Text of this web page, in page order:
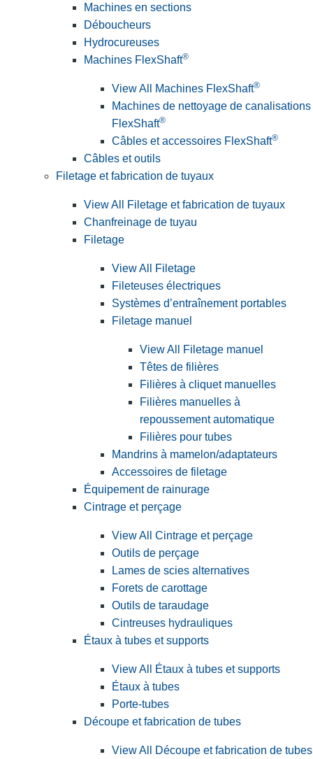
Machines en sections
Déboucheurs
Hydrocureuses
Machines FlexShaft®
View All Machines FlexShaft®
Machines de nettoyage de canalisations
FlexShaft®
Câbles et accessoires FlexShaft®
Câbles et outils
Filetage et fabrication de tuyaux
View All Filetage et fabrication de tuyaux
Chanfreinage de tuyau
Filetage
View All Filetage
Fileteuses électriques
Systèmes d’entraînement portables
Filetage manuel
View All Filetage manuel
Têtes de filières
Filières à cliquet manuelles
Filières manuelles à
repoussement automatique
Filières pour tubes
Mandrins à mamelon/adaptateurs
Accessoires de filetage
Équipement de rainurage
Cintrage et perçage
View All Cintrage et perçage
Outils de perçage
Lames de scies alternatives
Forets de carottage
Outils de taraudage
Cintreuses hydrauliques
Étaux à tubes et supports
View All Étaux à tubes et supports
Étaux à tubes
Porte-tubes
Découpe et fabrication de tubes
View All Découpe et fabrication de tubes